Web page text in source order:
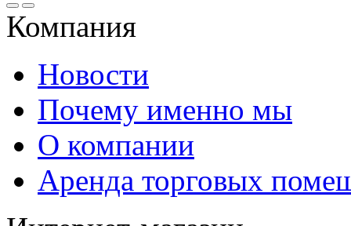
Компания
Новости
Почему именно мы
О компании
Аренда торговых